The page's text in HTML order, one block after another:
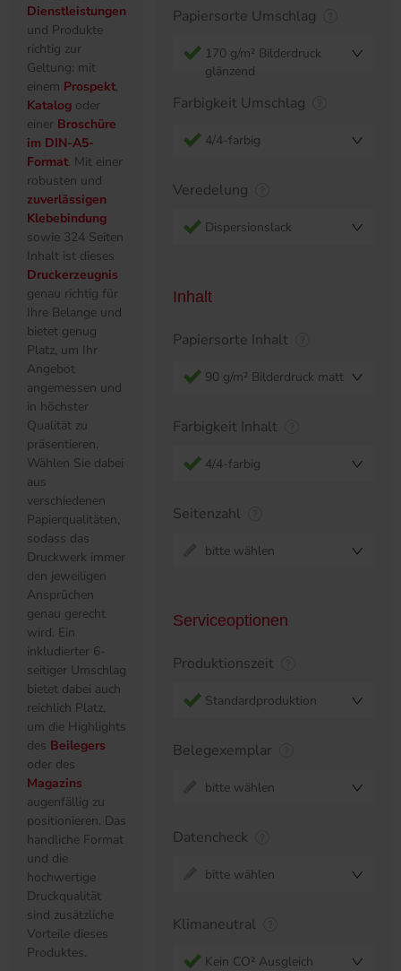
Dienstleistungen
und Produkte
richtig zur
Geltung: mit
einem Prospekt,
Katalog oder
einer Broschüre
im DIN-A5-
Format. Mit einer
robusten und
zuverlässigen
Klebebindung
sowie 324 Seiten
Inhalt ist dieses
Druckerzeugnis
genau richtig für
Ihre Belange und
bietet genug
Platz, um Ihr
Angebot
angemessen und
in höchster
Qualität zu
präsentieren.
Wählen Sie dabei
aus
verschiedenen
Papierqualitäten,
sodass das
Druckwerk immer
den jeweiligen
Ansprüchen
genau gerecht
wird. Ein
inkludierter 6-
seitiger Umschlag
bietet dabei auch
reichlich Platz,
um die Highlights
des Beilegers
oder des
Magazins
augenfällig zu
positionieren. Das
handliche Format
und die
hochwertige
Druckqualität
sind zusätzliche
Vorteile dieses
Produktes.
Papiersorte Umschlag
170 g/m² Bilderdruck
glänzend
Farbigkeit Umschlag
4/4-farbig
Veredelung
Dispersionslack
Inhalt
Papiersorte Inhalt
90 g/m² Bilderdruck matt
Farbigkeit Inhalt
4/4-farbig
Seitenzahl
bitte wählen
Serviceoptionen
Produktionszeit
Standardproduktion
Belegexemplar
bitte wählen
Datencheck
bitte wählen
Klimaneutral
Kein CO² Ausgleich